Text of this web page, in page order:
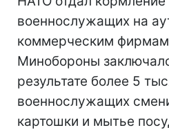
военнослужащих на
коммерческим
Минобороны
результате более 5
военнослужащих
картошки и мытье